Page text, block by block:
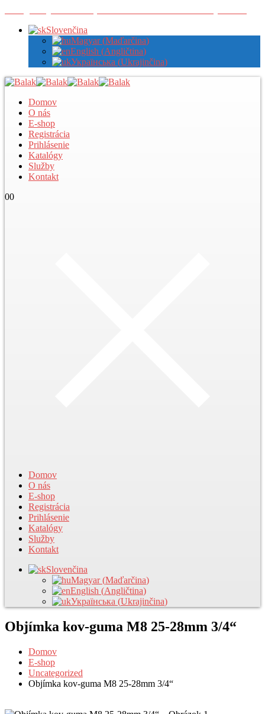
Slovenčina
Magyar (Maďarčina)
English (Angličtina)
Українська (Ukrajinčina)
Domov
O nás
E-shop
Registrácia
Prihlásenie
Katalógy
Služby
Kontakt
00
Domov
O nás
E-shop
Registrácia
Prihlásenie
Katalógy
Služby
Kontakt
Slovenčina
Magyar (Maďarčina)
English (Angličtina)
Українська (Ukrajinčina)
Objímka kov-guma M8 25-28mm 3/4“
Domov
E-shop
Uncategorized
Objímka kov-guma M8 25-28mm 3/4“